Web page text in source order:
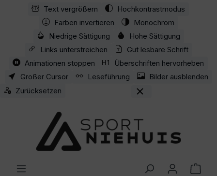
Zum Hauptinhalt springen
Text vergrößern
Hochkontrastmodus
Farben invertieren
Monochrom
Niedrige Sättigung
Hohe Sättigung
Links unterstreichen
Gut lesbare Schrift
Animationen stoppen
Überschriften hervorheben
Großer Cursor
Leseführung
Bilder ausblenden
Zurücksetzen